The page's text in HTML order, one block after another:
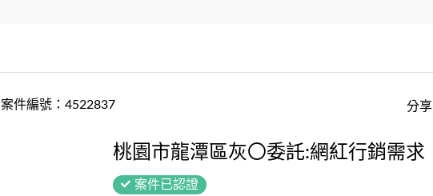
案件編號：4522837 分享
桃園市龍潭區灰〇委託:網紅行銷需求
案件已認證